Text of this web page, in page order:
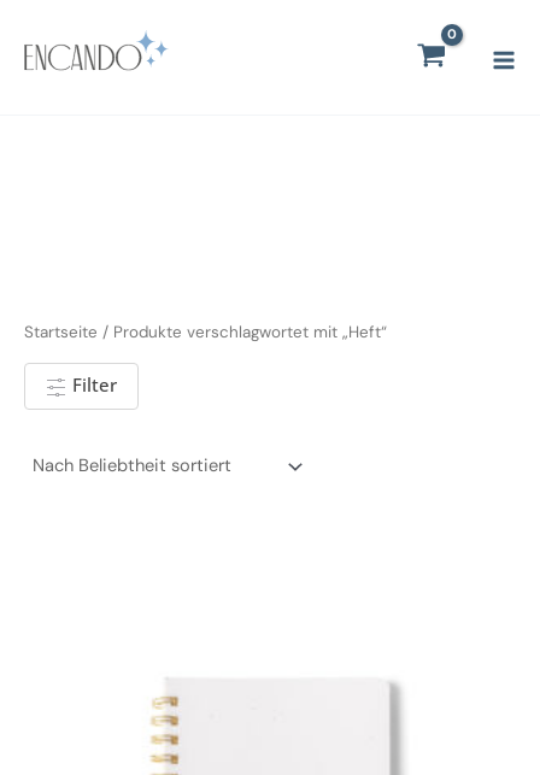
Inhalt
springen
Startseite / Produkte verschlagwortet mit „Heft“
Filter